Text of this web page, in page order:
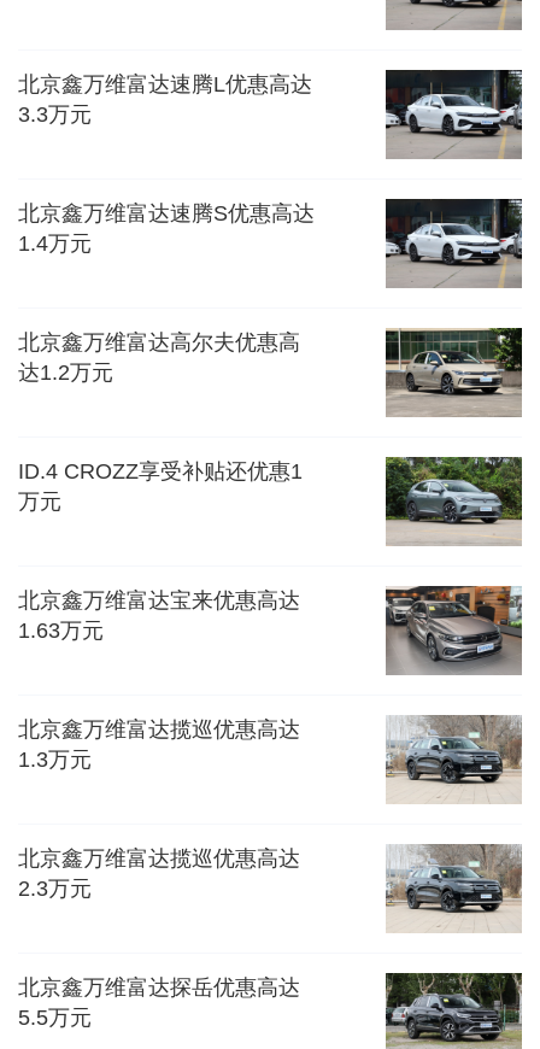
北京鑫万维富达速腾L优惠高达
3.3万元
北京鑫万维富达速腾S优惠高达
1.4万元
北京鑫万维富达高尔夫优惠高
达1.2万元
ID.4 CROZZ享受补贴还优惠1
万元
北京鑫万维富达宝来优惠高达
1.63万元
北京鑫万维富达揽巡优惠高达
1.3万元
北京鑫万维富达揽巡优惠高达
2.3万元
北京鑫万维富达探岳优惠高达
5.5万元